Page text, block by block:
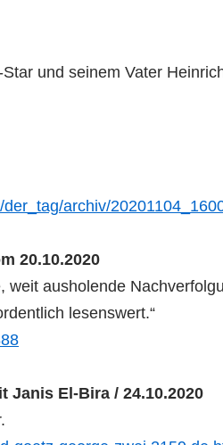
und seinem Vater
archiv/
20.10.2020
ausholende
lesenswert.“
Janis El-Bira / 24.10.2020